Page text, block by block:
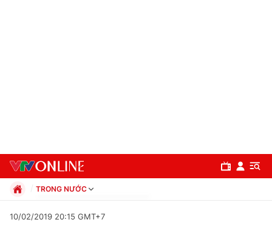
TRONG NƯỚC
Xã hội
10/02/2019 20:15 GMT+7